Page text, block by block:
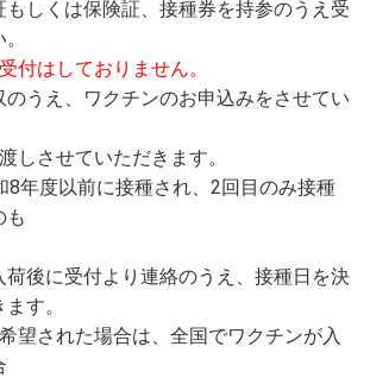
しくは保険証、接種券を持参のうえ受
付はしておりません。
うえ、ワクチンのお申込みをさせてい
させていただきます。
度以前に接種され、2回目のみ接種
も
後に受付より連絡のうえ、接種日を決
す。
された場合は、全国でワクチンが入